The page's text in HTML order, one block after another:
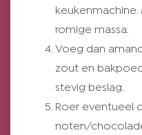
romige massa.
Voeg dan
zout en
stevig beslag.
Roer eventueel
noten/